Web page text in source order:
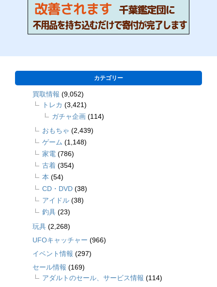
カテゴリー
買取情報 (9,052)
トレカ (3,421)
ガチャ企画 (114)
おもちゃ (2,439)
ゲーム (1,148)
家電 (786)
古着 (354)
本 (54)
CD・DVD (38)
アイドル (38)
釣具 (23)
玩具 (2,268)
UFOキャッチャー (966)
イベント情報 (297)
セール情報 (169)
アダルトのセール、サービス情報 (114)